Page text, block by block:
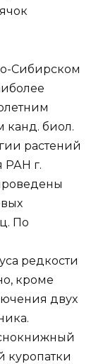
Сибирском
канд. биол.
растений
РАН г.
По
редкости
кроме
двух
куропатки